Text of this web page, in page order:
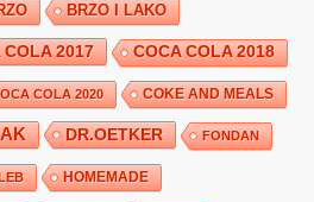
BRZO I LAKO
COLA 2017 COCA COLA 2018
COLA 2020 COKE AND MEALS
DR.OETKER FONDAN
HOMEMADE